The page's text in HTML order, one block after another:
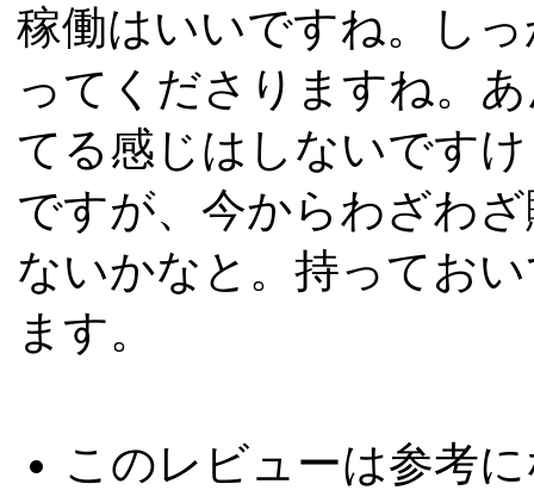
稼働はいいですね。し
ってくださりますね。
てる感じはしないです
ですが、今からわざわ
ないかなと。持ってお
ます。
このレビューは参考